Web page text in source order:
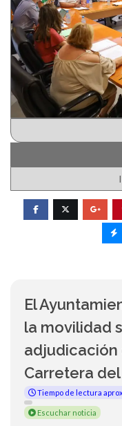
El
la movilidad
adjudicación
Carretera
Tiempo de lectura
Escuchar noticia